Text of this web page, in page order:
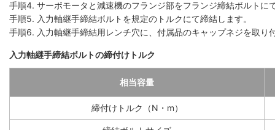
手順4. サーボモータと減速機のフランジ部をフランジ締結ボルトに
手順5. 入力軸継手締結ボルトを規定のトルクにて締結します。
手順6. 入力軸継手締結用レンチ穴に、付属品のキャップネジを取り
入力軸継手締結ボルトの締付けトルク
相当容量
締付けトルク（N・m）